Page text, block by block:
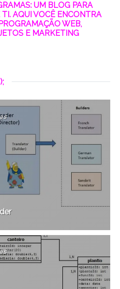
UM BLOG PARA
TI. AQUI VOCÊ ENCONTRA
WEB,
E MARKETING